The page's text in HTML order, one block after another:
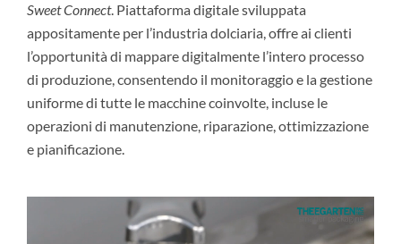
Sweet Connect. Piattaforma digitale sviluppata
appositamente per l’industria dolciaria, offre ai clienti
l’opportunità di mappare digitalmente l’intero processo
di produzione, consentendo il monitoraggio e la gestione
uniforme di tutte le macchine coinvolte, incluse le
operazioni di manutenzione, riparazione, ottimizzazione
e pianificazione.